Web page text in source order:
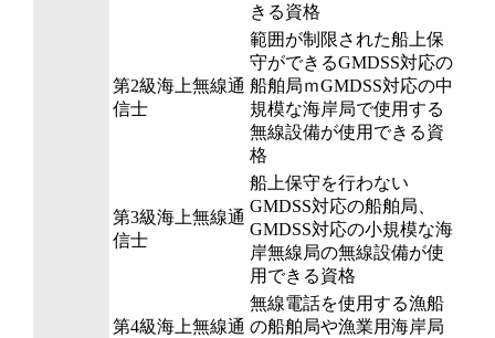
きる資格
第2級海上無線通
信士
範囲が制限された船上保
守ができるGMDSS対応の
船舶局ｍGMDSS対応の中
規模な海岸局で使用する
無線設備が使用できる資
格
第3級海上無線通
信士
船上保守を行わない
GMDSS対応の船舶局、
GMDSS対応の小規模な海
岸無線局の無線設備が使
用できる資格
第4級海上無線通
無線電話を使用する漁船
の船舶局や漁業用海岸局